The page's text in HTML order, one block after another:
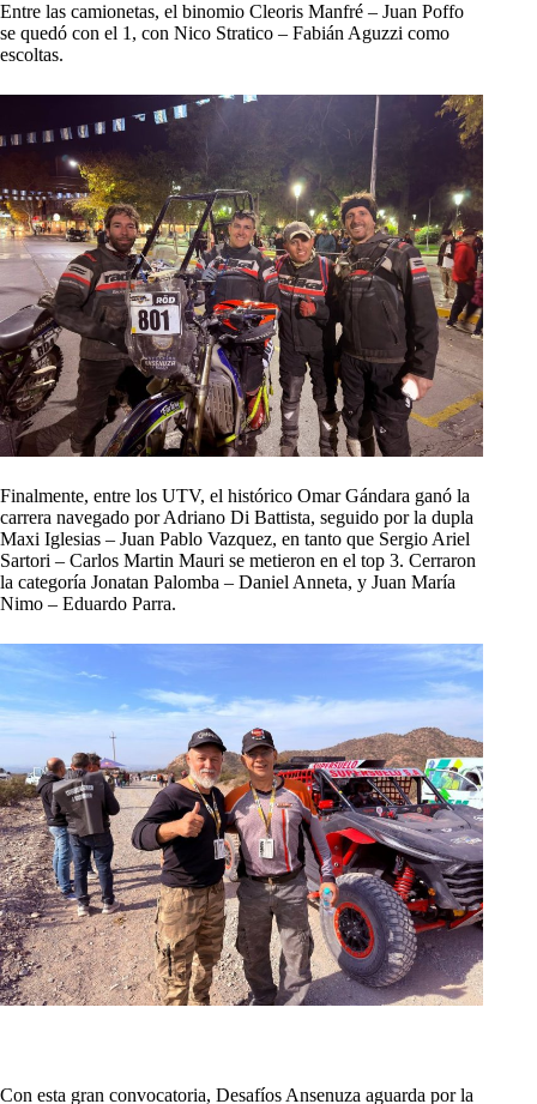
Entre las camionetas, el binomio Cleoris Manfré – Juan Poffo
se quedó con el 1, con Nico Stratico – Fabián Aguzzi como
escoltas.
Finalmente, entre los UTV, el histórico Omar Gándara ganó la
carrera navegado por Adriano Di Battista, seguido por la dupla
Maxi Iglesias – Juan Pablo Vazquez, en tanto que Sergio Ariel
Sartori – Carlos Martin Mauri se metieron en el top 3. Cerraron
la categoría Jonatan Palomba – Daniel Anneta, y Juan María
Nimo – Eduardo Parra.
Con esta gran convocatoria, Desafíos Ansenuza aguarda por la